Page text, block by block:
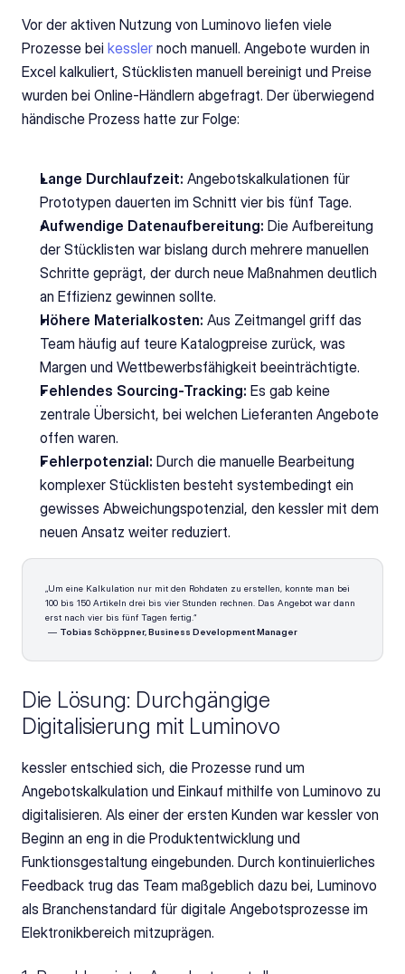
Vor der aktiven Nutzung von Luminovo liefen viele
Prozesse bei kessler noch manuell. Angebote wurden in
Excel kalkuliert, Stücklisten manuell bereinigt und Preise
wurden bei Online-Händlern abgefragt. Der überwiegend
händische Prozess hatte zur Folge:
Lange Durchlaufzeit: Angebotskalkulationen für
Prototypen dauerten im Schnitt vier bis fünf Tage.
Aufwendige Datenaufbereitung: Die Aufbereitung
der Stücklisten war bislang durch mehrere manuellen
Schritte geprägt, der durch neue Maßnahmen deutlich
an Effizienz gewinnen sollte.
Höhere Materialkosten: Aus Zeitmangel griff das
Team häufig auf teure Katalogpreise zurück, was
Margen und Wettbewerbsfähigkeit beeinträchtigte.
Fehlendes Sourcing-Tracking: Es gab keine
zentrale Übersicht, bei welchen Lieferanten Angebote
offen waren.
Fehlerpotenzial: Durch die manuelle Bearbeitung
komplexer Stücklisten besteht systembedingt ein
gewisses Abweichungspotenzial, den kessler mit dem
neuen Ansatz weiter reduziert.
„Um eine Kalkulation nur mit den Rohdaten zu erstellen, konnte man bei
100 bis 150 Artikeln drei bis vier Stunden rechnen. Das Angebot war dann
erst nach vier bis fünf Tagen fertig.“
— Tobias Schöppner, Business Development Manager
Die Lösung: Durchgängige
Digitalisierung mit Luminovo
kessler entschied sich, die Prozesse rund um
Angebotskalkulation und Einkauf mithilfe von Luminovo zu
digitalisieren. Als einer der ersten Kunden war kessler von
Beginn an eng in die Produktentwicklung und
Funktionsgestaltung eingebunden. Durch kontinuierliches
Feedback trug das Team maßgeblich dazu bei, Luminovo
als Branchenstandard für digitale Angebotsprozesse im
Elektronikbereich mitzuprägen.